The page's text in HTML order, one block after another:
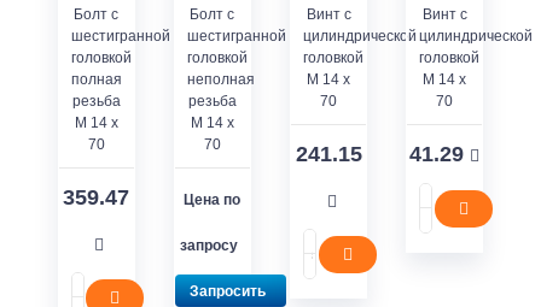
Болт с
шестигранной
головкой
полная
резьба
M 14 x
70
359.47
Болт с
шестигранной
головкой
неполная
резьба
M 14 x
70
Цена по
запросу
Запросить
Винт с
цилиндрической
головкой
M 14 x
70
241.15
Винт с
цилиндрической
головкой
M 14 x
70
41.29